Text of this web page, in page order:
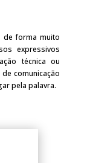
de forma muito
expressivos
técnica ou
comunicação
pela palavra.